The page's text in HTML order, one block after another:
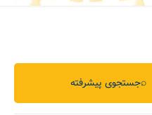
جستجوی پیشرفته⌕